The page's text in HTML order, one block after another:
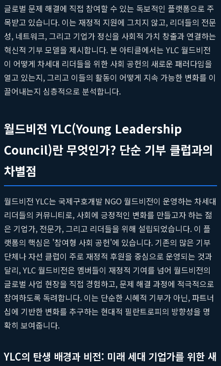
글로벌 문제 해결에 직접 참여할 수 있는 독보적인 플랫폼으로 주
목받고 있습니다. 이는 재정적 지원에 그치지 않고, 리더들의 전문
성, 네트워크, 그리고 기업가 정신을 사회적 가치 창출과 연결하는
혁신적 기부 모델을 제시합니다. 본 아티클에서는 YLC 월드비전
이 어떻게 차세대 리더들을 위한 사회 공헌의 새로운 패러다임을
열고 있는지, 그리고 이들의 활동이 어떻게 지속 가능한 변화를 이
끌어내는지 심층적으로 분석합니다.
월드비전 YLC(Young Leadership
Council)란 무엇인가? 단순 기부 클럽과의
차별점
월드비전 YLC는 국제구호개발 NGO 월드비전이 운영하는 차세대
리더들의 커뮤니티로, 사회에 긍정적인 변화를 만들고자 하는 젊
은 기업가, 전문가, 그리고 리더들을 위해 설립되었습니다. 이 플
랫폼의 핵심은 '참여형 사회 공헌'에 있습니다. 기존의 많은 기부
단체나 자선 클럽이 주로 재정적 후원을 중심으로 운영되는 것과
달리, YLC 월드비전은 멤버들이 재정적 기여를 넘어 월드비전의
글로벌 사업 현장을 직접 경험하고, 문제 해결 과정에 적극적으로
참여하도록 독려합니다. 이는 단순한 시혜적 기부가 아닌, 파트너
십에 기반한 변화를 추구하는 현대적 필란트로피의 방향성을 명
확히 보여줍니다.
YLC의 탄생 배경과 비전: 미래 세대 기업가를 위한 새